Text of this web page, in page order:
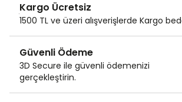
Kargo Ücretsiz
1500 TL ve üzeri alışverişlerde Kargo
Güvenli Ödeme
3D Secure ile güvenli ödemenizi
gerçekleştirin.